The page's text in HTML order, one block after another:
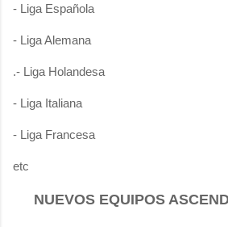
- Liga Española
- Liga Alemana
.- Liga Holandesa
- Liga Italiana
- Liga Francesa
etc
NUEVOS EQUIPOS